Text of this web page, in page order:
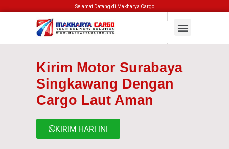
Selamat Datang di Makharya Cargo
Kirim Motor Surabaya
Singkawang Dengan
Cargo Laut Aman
KIRIM HARI INI